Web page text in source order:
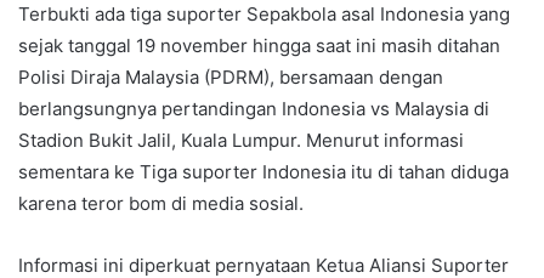
Terbukti ada tiga suporter Sepakbola asal Indonesia yang
sejak tanggal 19 november hingga saat ini masih ditahan
Polisi Diraja Malaysia (PDRM), bersamaan dengan
berlangsungnya pertandingan Indonesia vs Malaysia di
Stadion Bukit Jalil, Kuala Lumpur. Menurut informasi
sementara ke Tiga suporter Indonesia itu di tahan diduga
karena teror bom di media sosial.
Informasi ini diperkuat pernyataan Ketua Aliansi Suporter